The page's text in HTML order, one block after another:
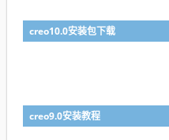
creo10.0安装包下载
creo9.0安装教程